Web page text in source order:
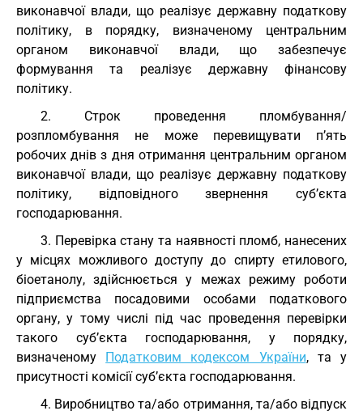
виконавчої влади, що реалізує державну податкову
політику, в порядку, визначеному центральним
органом виконавчої влади, що забезпечує
формування та реалізує державну фінансову
політику.
2. Строк проведення пломбування/
розпломбування не може перевищувати п’ять
робочих днів з дня отримання центральним органом
виконавчої влади, що реалізує державну податкову
політику, відповідного звернення суб’єкта
господарювання.
3. Перевірка стану та наявності пломб, нанесених
у місцях можливого доступу до спирту етилового,
біоетанолу, здійснюється у межах режиму роботи
підприємства посадовими особами податкового
органу, у тому числі під час проведення перевірки
такого суб’єкта господарювання, у порядку,
визначеному Податковим кодексом України, та у
присутності комісії суб’єкта господарювання.
4. Виробництво та/або отримання, та/або відпуск